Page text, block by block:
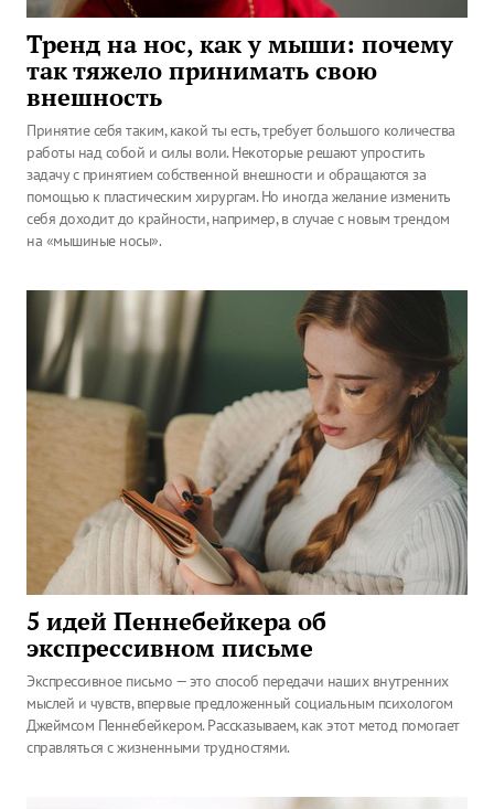
Тренд на нос, как у мыши: почему
так тяжело принимать свою
внешность
Принятие себя таким, какой ты есть, требует большого количества
работы над собой и силы воли. Некоторые решают упростить
задачу с принятием собственной внешности и обращаются за
помощью к пластическим хирургам. Но иногда желание изменить
себя доходит до крайности, например, в случае с новым трендом
на «мышиные носы».
5 идей Пеннебейкера об
экспрессивном письме
Экспрессивное письмо — это способ передачи наших внутренних
мыслей и чувств, впервые предложенный социальным психологом
Джеймсом Пеннебейкером. Рассказываем, как этот метод помогает
справляться с жизненными трудностями.